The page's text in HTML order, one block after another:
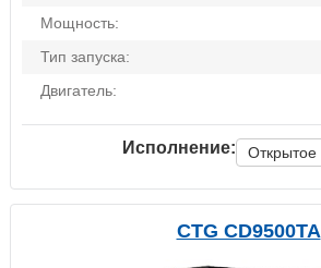
Мощность:
Тип запуска:
Двигатель:
Исполнение: Открытое
CTG CD9500TA